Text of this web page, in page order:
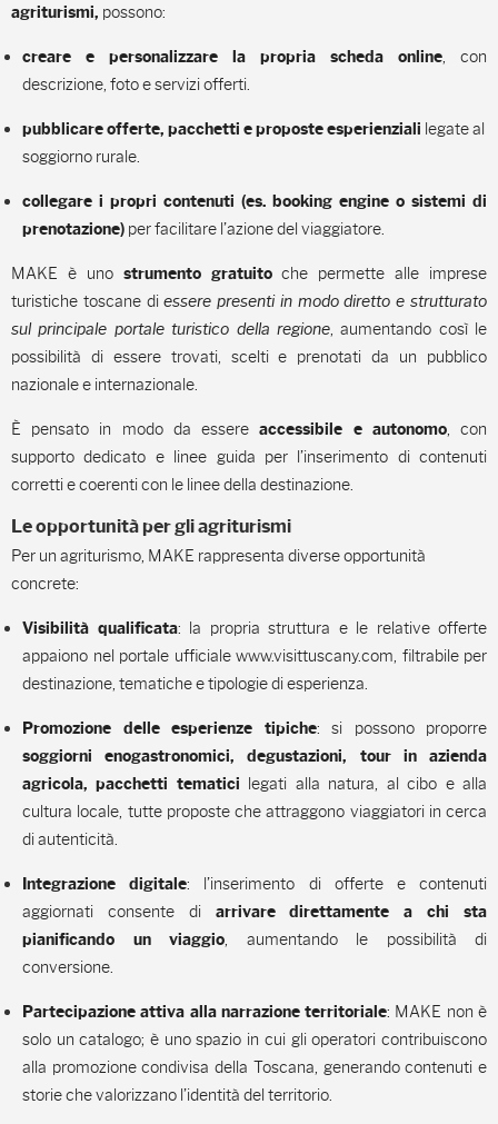
agriturismi, possono:
creare e personalizzare la propria scheda online, con
descrizione, foto e servizi offerti.
pubblicare offerte, pacchetti e proposte esperienziali legate al
soggiorno rurale.
collegare i propri contenuti (es. booking engine o sistemi di
prenotazione) per facilitare l’azione del viaggiatore.
MAKE è uno strumento gratuitoche permette alle imprese
turistiche toscane diessere presenti in modo diretto e strutturato
sul principale portale turistico della regione, aumentando così le
possibilità di essere trovati, scelti e prenotati da un pubblico
nazionale e internazionale.
È pensato in modo da essereaccessibile e autonomo, con
supporto dedicato e linee guida per l’inserimento di contenuti
corretti e coerenti con le linee della destinazione.
Le opportunità per gli agriturismi
Per un agriturismo, MAKE rappresenta diverse opportunità
concrete:
Visibilità qualificata: la propria struttura e le relative offerte
appaiono nel portale ufficiale www.visittuscany.com, filtrabile per
destinazione, tematiche e tipologie di esperienza.
Promozione delle esperienze tipiche: si possono proporre
soggiorni enogastronomici, degustazioni, tour in azienda
agricola, pacchetti tematici legati alla natura, al cibo e alla
cultura locale, tutte proposte che attraggono viaggiatori in cerca
di autenticità.
Integrazione digitale: l’inserimento di offerte e contenuti
aggiornati consente di arrivare direttamente a chi sta
pianificando un viaggio , aumentando le possibilità di
conversione.
Partecipazione attiva alla narrazione territoriale: MAKE non è
solo un catalogo; è uno spazio in cui gli operatori contribuiscono
alla promozione condivisa della Toscana, generando contenuti e
storie che valorizzano l’identità del territorio.